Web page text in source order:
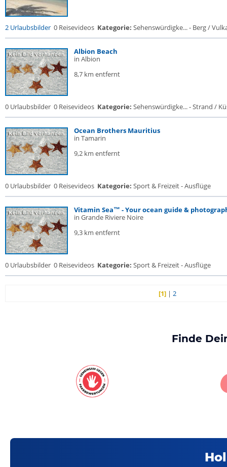
2 Urlaubsbilder 0 Reisevideos Kategorie: Sehenswürdigke... - Berg /
Albion Beach
in Albion
8,7 km entfernt
0 Urlaubsbilder 0 Reisevideos Kategorie: Sehenswürdigke... - Strand /
Ocean Brothers Mauritius
in Tamarin
9,2 km entfernt
0 Urlaubsbilder 0 Reisevideos Kategorie: Sport & Freizeit - Ausflüge
Vitamin Sea™ - Your ocean guide &
in Grande Riviere Noire
9,3 km entfernt
0 Urlaubsbilder 0 Reisevideos Kategorie: Sport & Freizeit - Ausflüge
[1] |2
Finde